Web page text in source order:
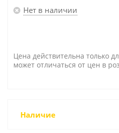
Нет в наличии
Цена действительна только
может отличаться от цен в
Наличие